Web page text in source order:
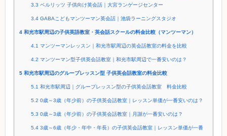
3.3 ベルリッツ 子供向け英会話｜大宮ランゲージセンター
3.4GABAこどもマンツーマン英会話｜池袋ラーニングスタジオ
4 和光市駅周辺の子供英語教室・英会話スクールの料金比較（マンツーマン）
4.1 マンツーマンレッスン｜和光市駅周辺の英会話教室の料金を比較
4.2 マンツーマン型子供英会話教室｜和光市駅周辺で一番安いのは？
5 和光市駅周辺のグループレッスン型 子供英会話教室の料金比較
5.1 和光市駅周辺｜グループレッスン型の子供英会話教室 料金比較
5.2 0歳～3歳（年少前）の子供英会話教室｜レッスン単価が一番安いのは？
5.3 0歳～3歳（年少前）の子供英会話教室｜月謝が一番安いのは？
5.43歳～6歳（年少・年中・年長）の子供英会話教室｜レッスン単価が一番